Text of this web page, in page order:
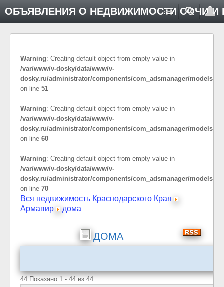
ОБЪЯВЛЕНИЯ О НЕДВИЖИМОСТИ СОЧИ И
Warning: Creating default object from empty value in
/var/www/v-dosky/data/www/v-
dosky.ru/administrator/components/com_adsmanager/models/
on line 51
Warning: Creating default object from empty value in
/var/www/v-dosky/data/www/v-
dosky.ru/administrator/components/com_adsmanager/models/
on line 60
Warning: Creating default object from empty value in
/var/www/v-dosky/data/www/v-
dosky.ru/administrator/components/com_adsmanager/models/
on line 70
Вся недвижимость Краснодарского Края
Армавир
дома
ДОМА
44 Показано 1 - 44 из 44